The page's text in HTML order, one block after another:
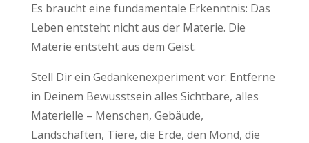
Es braucht eine fundamentale Erkenntnis: Das
Leben entsteht nicht aus der Materie. Die
Materie entsteht aus dem Geist.
Stell Dir ein Gedankenexperiment vor: Entferne
in Deinem Bewusstsein alles Sichtbare, alles
Materielle – Menschen, Gebäude,
Landschaften, Tiere, die Erde, den Mond, die